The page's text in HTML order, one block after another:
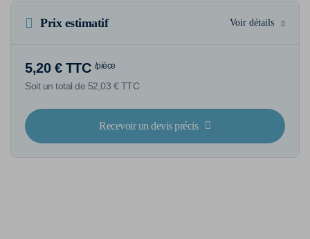
Prix estimatif Voir détails
5,20 € TTC /pièce
Soit un total de 52,03 € TTC
Recevoir un devis précis